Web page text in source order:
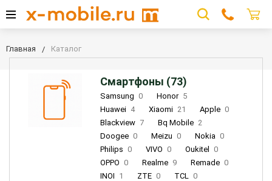
Главная Каталог
Смартфоны (73)
Samsung 0 Honor 5
Huawei 4 Xiaomi 21 Apple 0
Blackview 7 Bq Mobile 2
Doogee 0 Meizu 0 Nokia 0
Philips 0 VIVO 0 Oukitel
0
OPPO 0 Realme 9 Remade 0
INOI 1 ZTE 0 TCL 0